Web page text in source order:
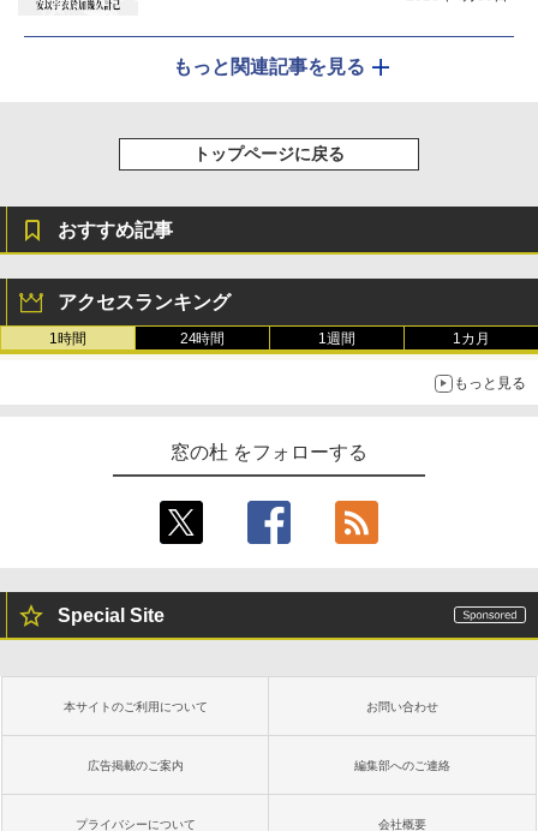
もっと関連記事を見る
トップページに戻る
おすすめ記事
アクセスランキング
1時間 24時間 1週間 1カ月
もっと見る
窓の杜 をフォローする
Special Site
本サイトのご利用について お問い合わせ
広告掲載のご案内 編集部へのご連絡
プライバシーについて 会社概要